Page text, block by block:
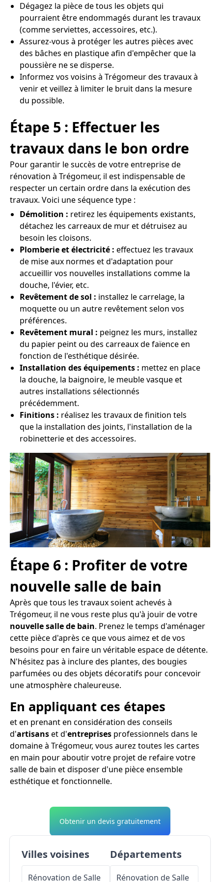
Dégagez la pièce de tous les objets qui
pourraient être endommagés durant les travaux
(comme serviettes, accessoires, etc.).
Assurez-vous à protéger les autres pièces avec
des bâches en plastique afin d'empêcher que la
poussière ne se disperse.
Informez vos voisins à Trégomeur des travaux à
venir et veillez à limiter le bruit dans la mesure
du possible.
Étape 5 : Effectuer les
travaux dans le bon ordre
Pour garantir le succès de votre entreprise de
rénovation à Trégomeur, il est indispensable de
respecter un certain ordre dans la exécution des
travaux. Voici une séquence type :
Démolition : retirez les équipements existants,
détachez les carreaux de mur et détruisez au
besoin les cloisons.
Plomberie et électricité : effectuez les travaux
de mise aux normes et d'adaptation pour
accueillir vos nouvelles installations comme la
douche, l'évier, etc.
Revêtement de sol : installez le carrelage, la
moquette ou un autre revêtement selon vos
préférences.
Revêtement mural : peignez les murs, installez
du papier peint ou des carreaux de faïence en
fonction de l'esthétique désirée.
Installation des équipements : mettez en place
la douche, la baignoire, le meuble vasque et
autres installations sélectionnés
précédemment.
Finitions : réalisez les travaux de finition tels
que la installation des joints, l'installation de la
robinetterie et des accessoires.
Étape 6 : Profiter de votre
nouvelle salle de bain
Après que tous les travaux soient achevés à
Trégomeur, il ne vous reste plus qu'à jouir de votre
nouvelle salle de bain. Prenez le temps d'aménager
cette pièce d'après ce que vous aimez et de vos
besoins pour en faire un véritable espace de détente.
N'hésitez pas à inclure des plantes, des bougies
parfumées ou des objets décoratifs pour concevoir
une atmosphère chaleureuse.
En appliquant ces étapes
et en prenant en considération des conseils
d'artisanset d'entreprises professionnels dans le
domaine à Trégomeur, vous aurez toutes les cartes
en main pour aboutir votre projet de refaire votre
salle de bain et disposer d'une pièce ensemble
esthétique et fonctionnelle.
Obtenir un devis gratuitement
Villes voisines
Rénovation de Salle
Départements
Rénovation de Salle